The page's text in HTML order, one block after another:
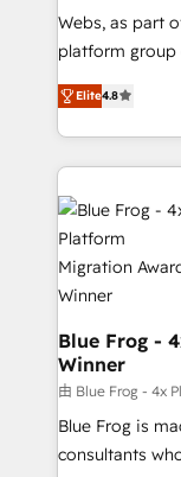
HubSpot pros
HubSpot Why us? - SIX HubSpot Accreditations -
CRM, Solutions
Migration,
team of 25+ experts Contact us today
get more from
Webs, as part
platform group of 150
HubSpot CRM
maximizing
Excellence.
strengthen
costs. As
drive your business
dedicated to
team (50+),
B2B sectors
business
business case
impact of your
detailed
Elite4.8
Blue Frog -
Winner
由 Blue Frog - 4x
Blue Frog is
consultants